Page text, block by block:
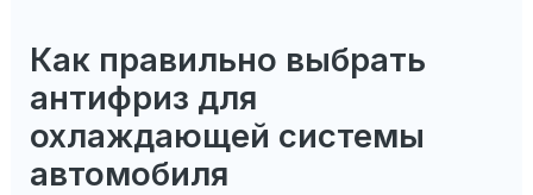
Как правильно выбрать
антифриз для
охлаждающей системы
автомобиля